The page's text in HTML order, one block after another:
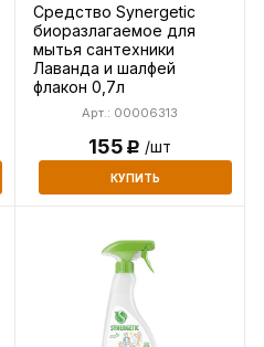
Средство Synergetic
биоразлагаемое для
мытья сантехники
Лаванда и шалфей
флакон 0,7л
Арт.: 00006313
155Р /шт
КУПИТЬ